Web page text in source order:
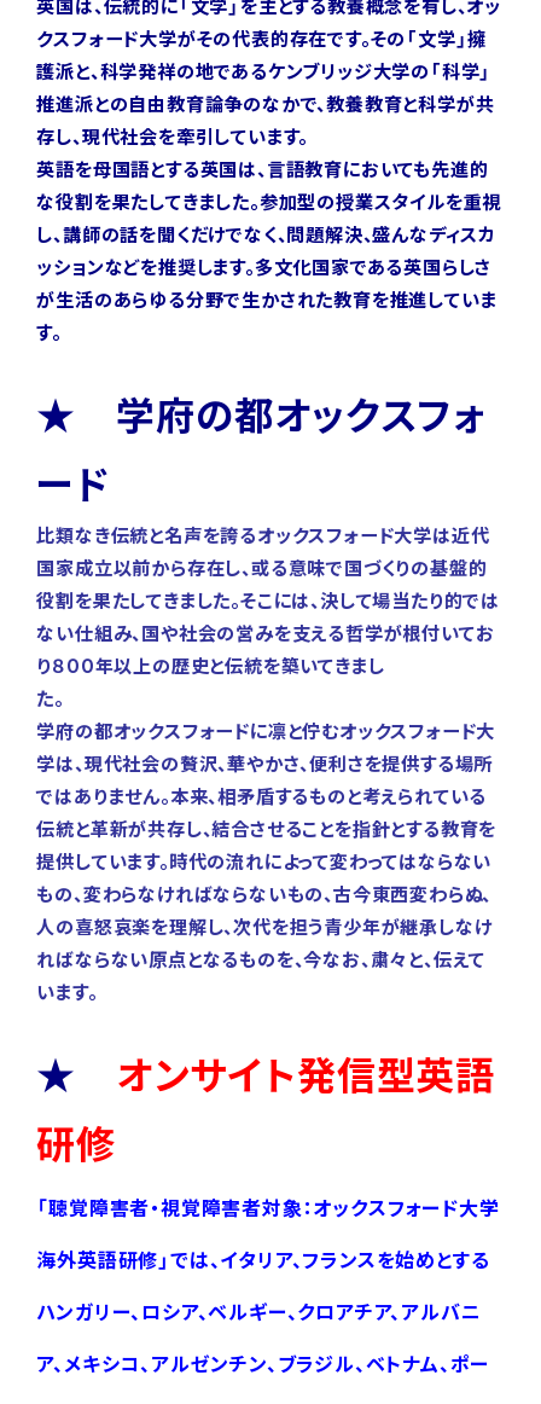
英国は、伝統的に「文学」を主とする教養概念を有し、オッ
クスフォード大学がその代表的存在です。その「文学」擁
護派と、科学発祥の地であるケンブリッジ大学の「科学」
推進派との自由教育論争のなかで、教養教育と科学が共
存し、現代社会を牽引しています。
英語を母国語とする英国は、言語教育においても先進的
な役割を果たしてきました。参加型の授業スタイルを重視
し、講師の話を聞くだけでなく、問題解決、盛んなディスカ
ッションなどを推奨します。多文化国家である英国らしさ
が生活のあらゆる分野で生かされた教育を推進していま
す。
★ 学府の都オックスフォ
ード
比類なき伝統と名声を誇るオックスフォード大学は近代
国家成立以前から存在し、或る意味で国づくりの基盤的
役割を果たしてきました。そこには、決して場当たり的では
ない仕組み、国や社会の営みを支える哲学が根付いてお
り８００年以上の歴史と伝統を築いてきまし
た
学府の都オックスフォードに凛と佇むオックスフォード大
学は、現代社会の贅沢、華やかさ、便利さを提供する場所
ではありません。本来、相矛盾するものと考えられている
伝統と革新が共存し、結合させることを指針とする教育を
提供しています。時代の流れによって変わってはならない
もの、変わらなければならないもの、古今東西変わらぬ、
人の喜怒哀楽を理解し、次代を担う青少年が継承しなけ
ればならない原点となるものを、今なお、粛々と、伝えて
います。
★ オンサイト発信型英語
研修
「聴覚障害者・視覚障害者対象：オックスフォード大学
海外英語研修」では、イタリア、フランスを始めとする
ハンガリー、ロシア、ベルギー、クロアチア、アルバニ
ア、メキシコ、アルゼンチン、ブラジル、ベトナム、ポー